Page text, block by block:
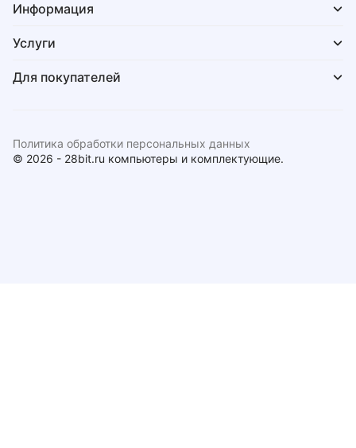
Информация
Услуги
Для покупателей
© 2026 - 28bit.ru компьютеры и комплектующие.
Политика обработки персональных данных